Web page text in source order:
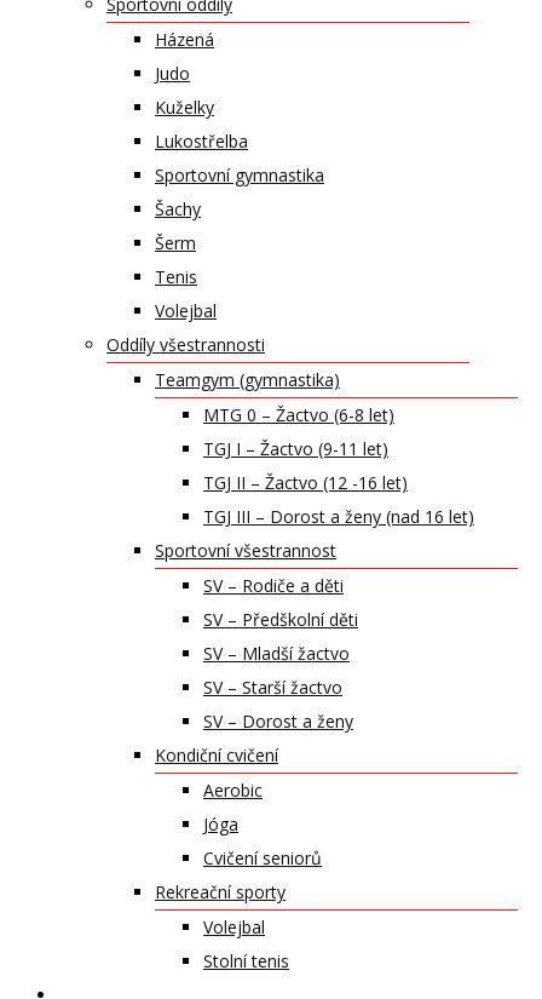
Házená
Judo
Kuželky
Lukostřelba
Sportovní gymnastika
Šachy
Šerm
Tenis
Volejbal
Oddíly všestrannosti
Teamgym (gymnastika)
MTG 0 – Žactvo (6-8 let)
TGJ I – Žactvo (9-11 let)
TGJ II – Žactvo (12 -16 let)
TGJ III – Dorost a ženy (nad 16 let)
Sportovní všestrannost
SV – Rodiče a děti
SV – Předškolní děti
SV – Mladší žactvo
SV – Starší žactvo
SV – Dorost a ženy
Kondiční cvičení
Aerobic
Jóga
Cvičení seniorů
Rekreační sporty
Volejbal
Stolní tenis